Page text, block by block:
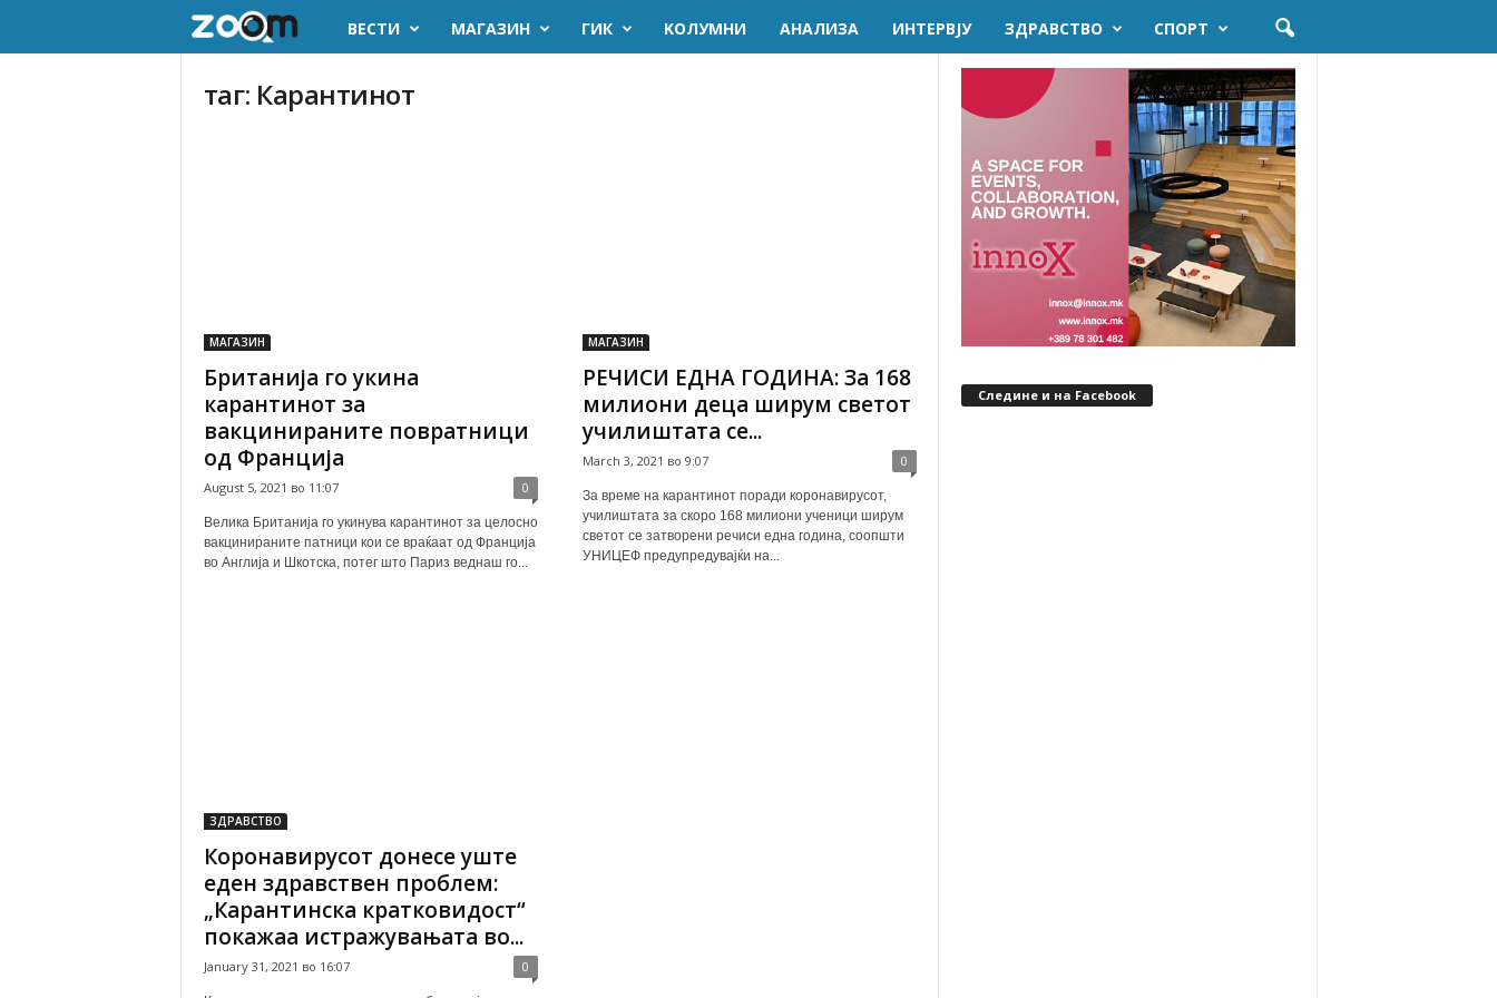
ВЕСТИ МАГАЗИН ГИК KОЛУМНИ AНАЛИЗА ИНТЕРВЈУ ЗДРАВСТВО СПОРТ
таг: Карантинот
МАГАЗИН
Британија го укина
карантинот за
вакцинираните повратници
од Франција
August 5, 2021 во 11:07 0
Велика Британија го укинува карантинот за целосно
вакцинираните патници кои се враќаат од Франција
во Англија и Шкотска, потег што Париз веднаш го...
МАГАЗИН
РЕЧИСИ ЕДНА ГОДИНА: За 168
милиони деца ширум светот
училиштата се...
March 3, 2021 во 9:07 0
За време на карантинот поради коронавирусот,
училиштата за скоро 168 милиони ученици ширум
светот се затворени речиси една година, соопшти
УНИЦЕФ предупредувајќи на...
ЗДРАВСТВО
Коронавирусот донесе уште
еден здравствен проблем:
„Карантинска кратковидост“
покажаа истражувањата во...
January 31, 2021 во 16:07 0
Следине и на Facebook